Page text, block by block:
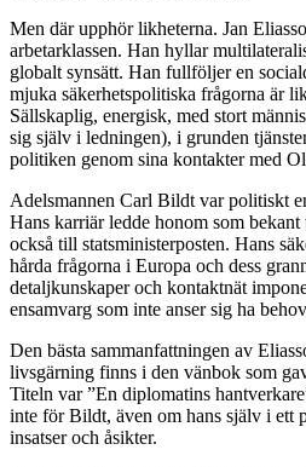
Men där upphör likheterna. Jan
arbetarklassen. Han hyllar
globalt synsätt. Han fullföljer en
mjuka säkerhetspolitiska frågorna är
Sällskaplig, energisk, med stort
sig själv i ledningen), i grunden
politiken genom sina kontakter med
Adelsmannen Carl Bildt var politiskt
Hans karriär ledde honom som
också till statsministerposten. Hans
hårda frågorna i Europa och dess
detaljkunskaper och kontaktnät
ensamvarg som inte anser sig ha
Den bästa sammanfattningen av
livsgärning finns i den vänbok som
Titeln var ”En diplomatins
inte för Bildt, även om hans själv i ett
insatser och åsikter.